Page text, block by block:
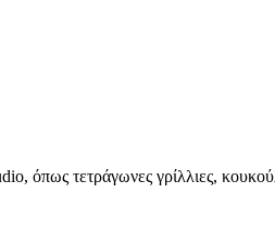
όπως τετράγωνες γρίλλιες,